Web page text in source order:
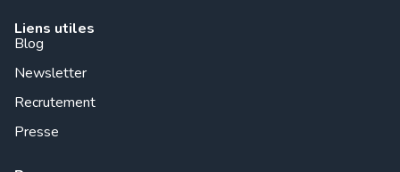
Liens utiles
Blog
Newsletter
Recrutement
Presse